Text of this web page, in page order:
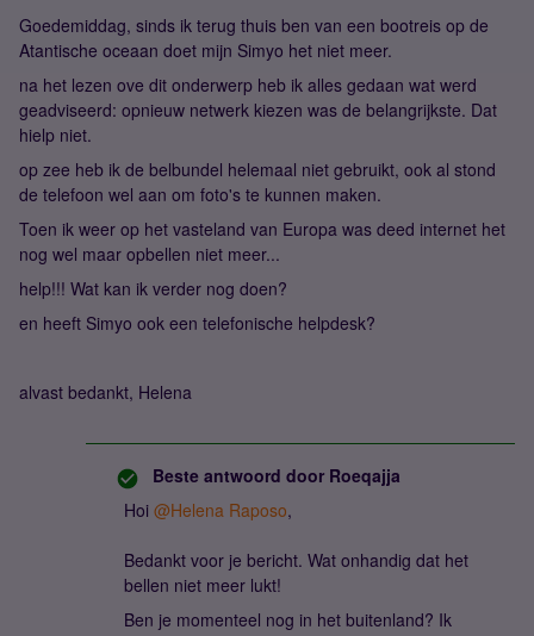
Goedemiddag, sinds ik terug thuis ben van een bootreis op de
Atantische oceaan doet mijn Simyo het niet meer.
na het lezen ove dit onderwerp heb ik alles gedaan wat werd
geadviseerd: opnieuw netwerk kiezen was de belangrijkste. Dat
hielp niet.
op zee heb ik de belbundel helemaal niet gebruikt, ook al stond
de telefoon wel aan om foto's te kunnen maken.
Toen ik weer op het vasteland van Europa was deed internet het
nog wel maar opbellen niet meer...
help!!! Wat kan ik verder nog doen?
en heeft Simyo ook een telefonische helpdesk?
alvast bedankt, Helena
Beste antwoord door Roeqajja
Hoi @Helena Raposo,
Bedankt voor je bericht. Wat onhandig dat het
bellen niet meer lukt!
Ben je momenteel nog in het buitenland? Ik